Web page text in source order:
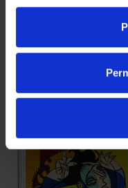
PICASSO (2023)
"LA ESPERA